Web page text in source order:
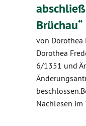
Brüchau“
von Dorothea
Dorothea
6/1351 und
Nachlesen im